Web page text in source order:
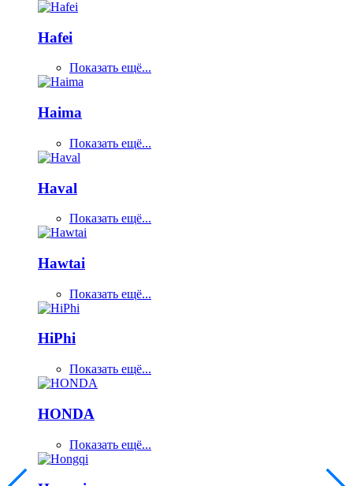
Hafei
Показать ещё...
Haima
Показать ещё...
Haval
Показать ещё...
Hawtai
Показать ещё...
HiPhi
Показать ещё...
HONDA
Показать ещё...